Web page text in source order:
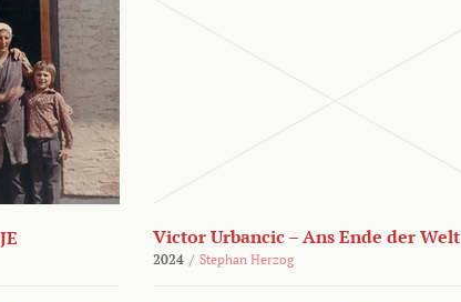
Victor Urbancic – Ans Ende der Welt
2024 / Stephan Herzog